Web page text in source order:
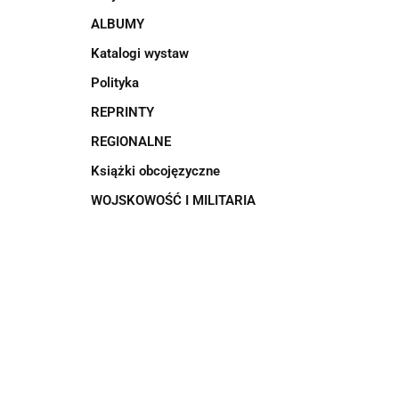
ALBUMY
Katalogi wystaw
Polityka
REPRINTY
REGIONALNE
Książki obcojęzyczne
WOJSKOWOŚĆ I MILITARIA